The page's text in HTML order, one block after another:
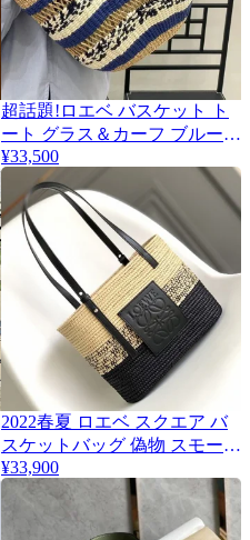
超話題!ロエベ バスケット ト
ート グラス＆カーフ ブルー
lou05962
¥33,500
2022春夏 ロエベ スクエア バ
スケットバッグ 偽物 スモール
リード＆カーフ lok28549
¥33,900